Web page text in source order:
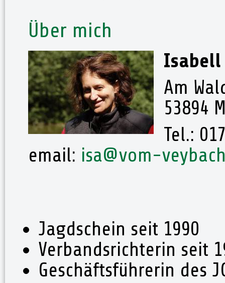
Über mich
Am
53894
Tel.:
email: isa@vom-
Jagdschein seit 1990
Verbandsrichterin seit
Geschäftsführerin des